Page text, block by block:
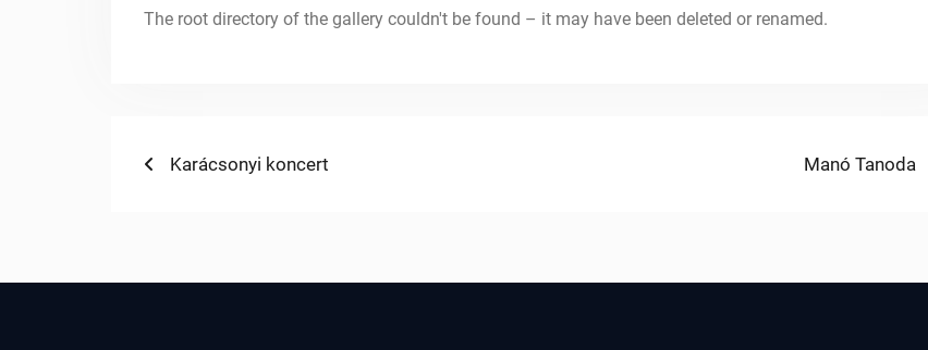
The root directory of the gallery couldn't be found – it may have been deleted or renamed.
Bejegyzés
Previous
Karácsonyi koncert
Next
Manó Tanoda